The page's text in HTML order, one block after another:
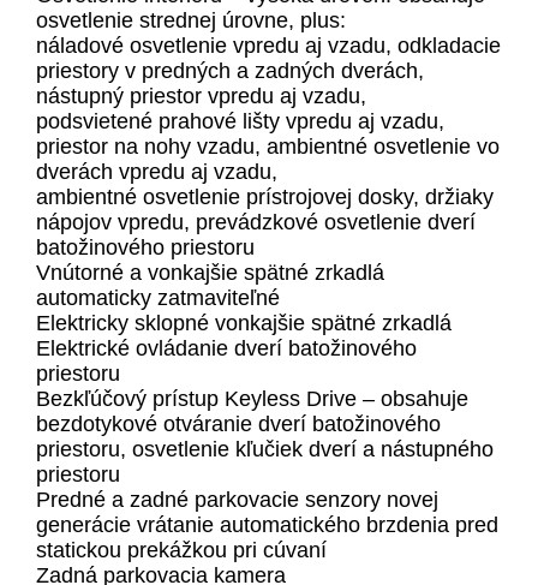
osvetlenie strednej úrovne, plus:
náladové osvetlenie vpredu aj vzadu, odkladacie
priestory v predných a zadných dverách,
nástupný priestor vpredu aj vzadu,
podsvietené prahové lišty vpredu aj vzadu,
priestor na nohy vzadu, ambientné osvetlenie vo
dverách vpredu aj vzadu,
ambientné osvetlenie prístrojovej dosky, držiaky
nápojov vpredu, prevádzkové osvetlenie dverí
batožinového priestoru
Vnútorné a vonkajšie spätné zrkadlá
automaticky zatmaviteľné
Elektricky sklopné vonkajšie spätné zrkadlá
Elektrické ovládanie dverí batožinového
priestoru
Bezkľúčový prístup Keyless Drive – obsahuje
bezdotykové otváranie dverí batožinového
priestoru, osvetlenie kľučiek dverí a nástupného
priestoru
Predné a zadné parkovacie senzory novej
generácie vrátanie automatického brzdenia pred
statickou prekážkou pri cúvaní
Zadná parkovacia kamera